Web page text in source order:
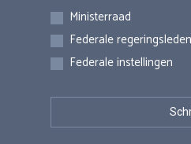
Inschrijvingen
Ministerraad
Federale regeringsleden
Federale instellingen